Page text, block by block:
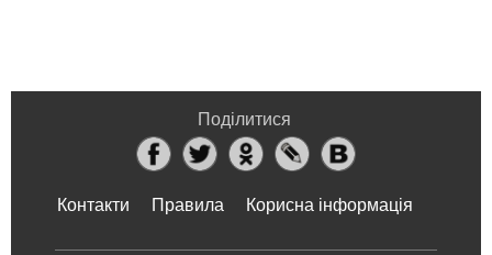
Поділитися
Контакти Правила Корисна інформація